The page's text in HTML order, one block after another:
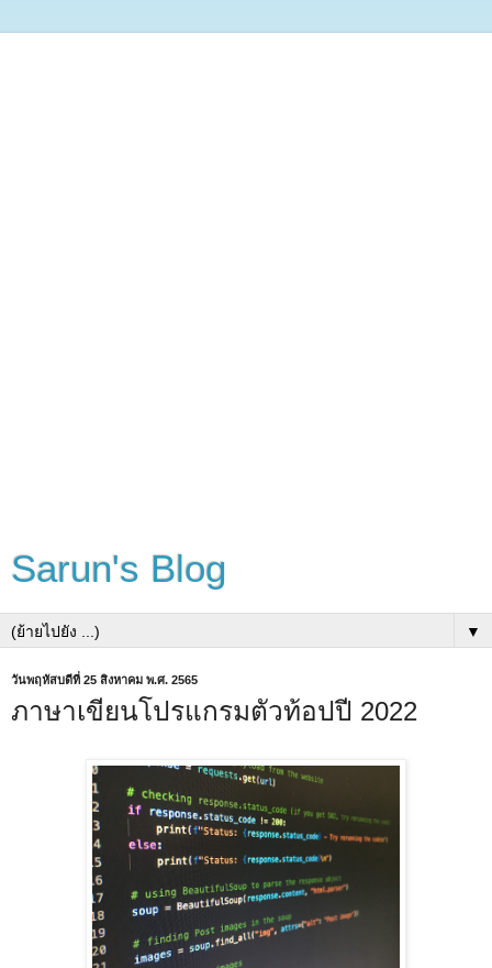
Sarun's Blog
▼
วันพฤหัสบดีที่ 25 สิงหาคม พ.ศ. 2565
ภาษาเขียนโปรแกรมตัวท้อปปี 2022